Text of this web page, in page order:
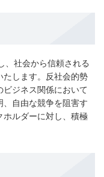
、社会から信頼される
たします。反社会的勢
ビジネス関係において
自由な競争を阻害す
ホルダーに対し、積極